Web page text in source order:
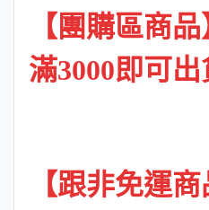
【 團購區商品
滿3000即可出
【跟非免運